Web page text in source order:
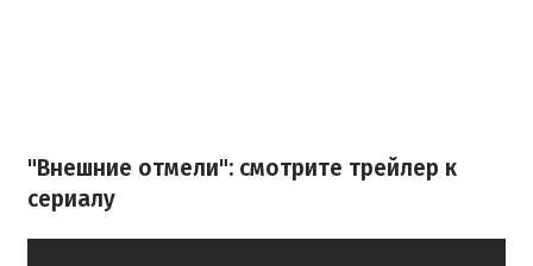
"Внешние отмели": смотрите трейлер к
сериалу